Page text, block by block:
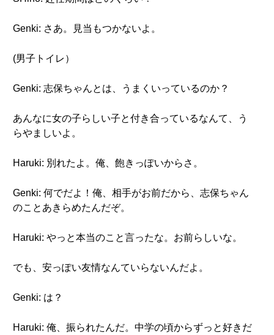
Genki: さあ。見当もつかないよ。
(男子トイレ）
Genki: 志保ちゃんとは、うまくいっているのか？
あんなに女の子らしい子と付き合っているなんて、う
らやましいよ。
Haruki: 別れたよ。俺、飽きっぽいからさ。
Genki: 何でだよ！俺、相手がお前だから、志保ちゃん
のことあきらめたんだぞ。
Haruki: やっと本当のこと言ったな。お前らしいな。
でも、安っぽい友情なんていらないんだよ。
Genki: は？
Haruki: 俺、振られたんだ。中学の頃からずっと好きだ